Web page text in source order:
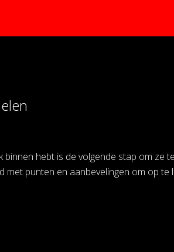
hebt is de volgende stap om ze
met punten en aanbevelingen om op te